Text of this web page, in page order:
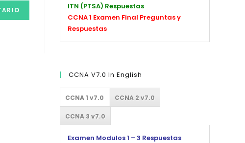
ITN (PTSA) Respuestas
CCNA 1 Examen Final Preguntas y
Respuestas
CCNA V7.0 In English
CCNA 1 v7.0 CCNA 2 v7.0
CCNA 3 v7.0
Examen Modulos 1 – 3 Respuestas